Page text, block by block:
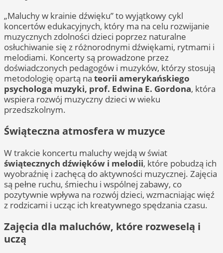
„Maluchy w krainie dźwięku” to wyjątkowy cykl
koncertów edukacyjnych, który ma na celu rozwijanie
muzycznych zdolności dzieci poprzez naturalne
osłuchiwanie się z różnorodnymi dźwiękami, rytmami i
melodiami. Koncerty są prowadzone przez
doświadczonych pedagogów i muzyków, którzy stosują
metodologię opartą na teorii amerykańskiego
psychologa muzyki, prof. Edwina E. Gordona, która
wspiera rozwój muzyczny dzieci w wieku
przedszkolnym.
Świąteczna atmosfera w muzyce
W trakcie koncertu maluchy wejdą w świat
świątecznych dźwięków i melodii, które pobudzą ich
wyobraźnię i zachęcą do aktywności muzycznej. Zajęcia
są pełne ruchu, śmiechu i wspólnej zabawy, co
pozytywnie wpływa na rozwój dzieci, wzmacniając więź
z rodzicami i ucząc ich kreatywnego spędzania czasu.
Zajęcia dla maluchów, które rozweselą i
uczą